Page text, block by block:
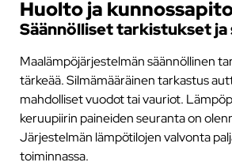
Huolto ja
Säännölliset tarkistukset ja
Maalämpöjärjestelmän säännöllinen
tärkeää. Silmämääräinen tarkastus
mahdolliset vuodot tai vauriot.
keruupiirin paineiden seuranta on
Järjestelmän lämpötilojen valvonta
toiminnassa.